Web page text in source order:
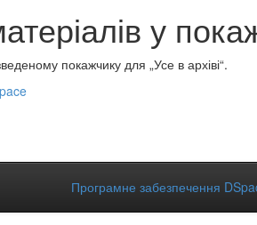
у
покажчику для „Усе в архіві“.
Програмне забезпечення